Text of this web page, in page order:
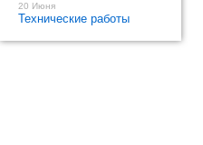
20 Июня
Технические работы